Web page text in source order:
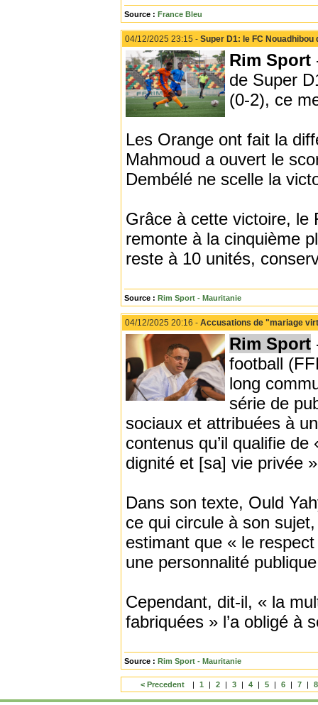
Source : France Bleu
04/12/2025 23:15 - Super D1: le FC Nouadhibou
Rim Sport
de Super
(0-2), ce
Les Orange ont fait la
Mahmoud a ouvert le
Dembélé ne scelle la
Grâce à cette victoire, le
remonte à la cinquième
reste à 10 unités,
Source : Rim Sport - Mauritanie
04/12/2025 20:16 - Accusations de "mariage
Rim Sport
football
long
série de
sociaux et attribuées à
contenus qu’il qualifie
dignité et [sa] vie privée
Dans son texte, Ould
ce qui circule à son sujet,
estimant que « le
une personnalité
Cependant, dit-il, « la
fabriquées » l’a obligé à
Source : Rim Sport - Mauritanie
< Precedent | 1 | 2 | 3 | 4 | 5 | 6 | 7 | 8